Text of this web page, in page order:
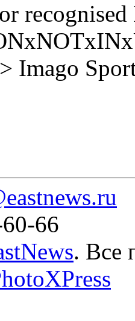
Imago
66
. Все